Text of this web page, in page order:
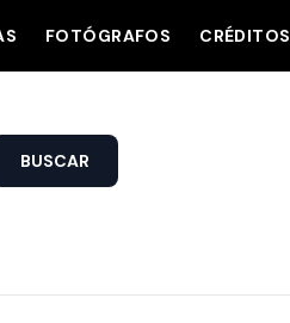
FOTÓGRAFOS CRÉDITOS
BUSCAR